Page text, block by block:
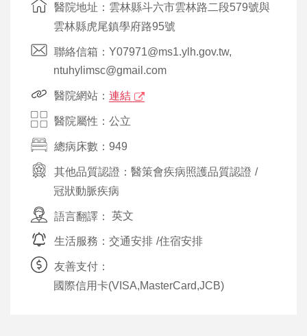
醫院地址：雲林縣斗六市雲林路二段579號與
雲林縣虎尾鎮學府路95號
聯絡信箱：Y07971@ms1.ylh.gov.tw,
ntuhylimsc@gmail.com
醫院網站： 連結
醫院屬性：公立
總病床數：949
其他品質認證： 醫策會疾病照護品質認證 /
冠狀動脈疾病
語言翻譯： 英文
生活服務： 交通安排 /住宿安排
友善支付：
國際信用卡(VISA,MasterCard,JCB)